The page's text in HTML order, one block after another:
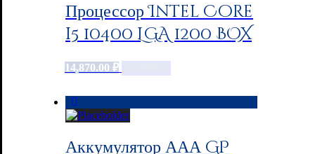
Процессор Intel Core
i5 10400 LGA 1200 BOX
14,870.00 ₽
Аккумулятор ААА GP